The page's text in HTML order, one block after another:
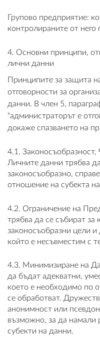
Групово предприятие:
контролираните от него
4. Основни принципи,
лични данни
Принципите за защита
отговорности за
данни. В член 5,
"администраторът е
докаже спазването на
4.1.
Личните данни трябва
законосъобразно,
отношение на субекта
4.2. Ограничение на
трябва да се събират за
законосъобразни цели и
който е несъвместим с
4.3. Минимизиране на
да бъдат адекватни,
което е необходимо по
се обработват.
анонимност или
възможно, за да намали
субекти на данни.